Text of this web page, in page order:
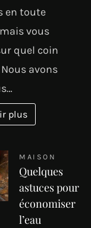
en toute
vous
quel coin
avons
plus
MAISON
Quelques
astuces pour
économiser
l’eau